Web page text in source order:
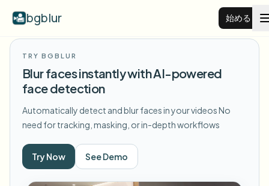
bgblur 始める
機能
TRY BGBLUR
Blur faces instantly with AI-powered
face detection
Automatically detect and blur faces in your videosNo
need for tracking, masking, or in-depth workflows
Try Now See Demo